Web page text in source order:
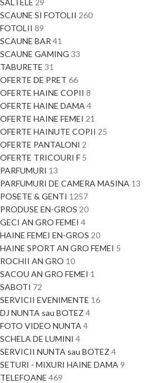
SALTELE 29
SCAUNE SI FOTOLII 260
FOTOLII 89
SCAUNE BAR 41
SCAUNE GAMING 33
TABURETE 31
OFERTE DE PRET 66
OFERTE HAINE COPII 8
OFERTE HAINE DAMA 4
OFERTE HAINE FEMEI 21
OFERTE HAINUTE COPII 25
OFERTE PANTALONI 2
OFERTE TRICOURI F 5
PARFUMURI 13
PARFUMURI DE CAMERA MASINA 13
POSETE & GENTI 1257
PRODUSE EN-GROS 20
GECI AN GRO FEMEI 4
HAINE FEMEI EN-GROS 20
HAINE SPORT AN GRO FEMEI 5
ROCHII AN GRO 10
SACOU AN GRO FEMEI 1
SABOTI 72
SERVICII EVENIMENTE 16
DJ NUNTA sau BOTEZ 4
FOTO VIDEO NUNTA 4
SCHELA DE LUMINI 4
SERVICII NUNTA sau BOTEZ 4
SETURI - MIXURI HAINE DAMA 9
TELEFOANE 469